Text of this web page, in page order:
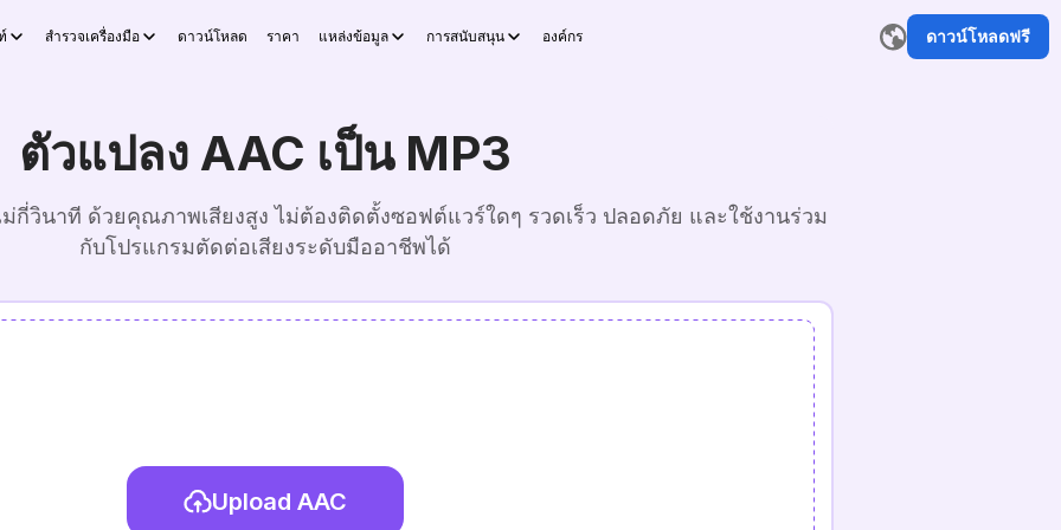
สำรวจเครื่องมือ ดาวน์โหลด ราคา แหล่งข้อมูล การสนับสนุน องค์กร ดาวน์โหลดฟรี
ตัวแปลง AAC เป็น MP3
กี่วินาที ด้วยคุณภาพเสียงสูง ไม่ต้องติดตั้งซอฟต์แวร์ใดๆ รวดเร็ว ปลอดภัย และใช้งานร่วม
กับโปรแกรมตัดต่อเสียงระดับมืออาชีพได้
Upload AAC